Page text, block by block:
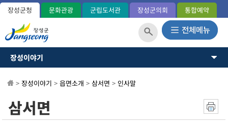
장성군청 문화관광 군립도서관 장성군의회 통합예약
장성이야기
OK 365민원
장성이야기
역사와연혁
관내지도
군민헌장
> 장성이야기 > 읍면소개 > 삼서면 > 인사말
삼서면